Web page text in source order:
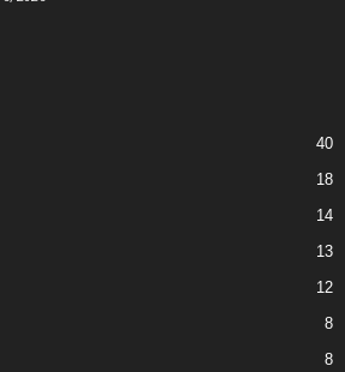
40
18
14
13
12
8
8